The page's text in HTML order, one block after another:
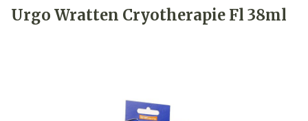
Urgo Wratten Cryotherapie Fl 38ml